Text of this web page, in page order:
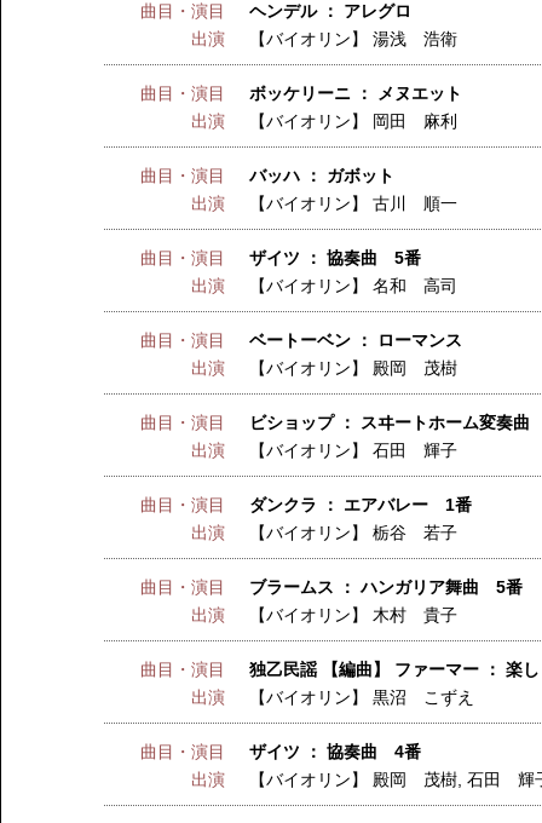
曲目・演目
ヘンデル ： アレグロ
出演
【バイオリン】湯浅 浩衛
曲目・演目
ボッケリーニ ： メヌエット
出演
【バイオリン】 岡田 麻利
曲目・演目
バッハ ： ガボット
出演
【バイオリン】古川 順一
曲目・演目
ザイツ ： 協奏曲 5番
出演
【バイオリン】名和 高司
曲目・演目
ベートーベン ： ローマンス
出演
【バイオリン】 殿岡 茂樹
曲目・演目
ビショップ ： スヰートホーム変奏曲
出演
【バイオリン】石田 輝子
曲目・演目
ダンクラ ： エアバレー 1番
出演
【バイオリン】栃谷 若子
曲目・演目
ブラームス ： ハンガリア舞曲 5番
出演
【バイオリン】 木村 貴子
曲目・演目
独乙民謡 【編曲】 ファーマー ： 楽
出演
【バイオリン】黒沼 こずえ
曲目・演目
ザイツ ： 協奏曲 4番
出演
【バイオリン】 殿岡 茂樹 ,石田 輝